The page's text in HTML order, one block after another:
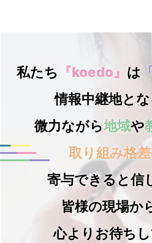
私たち 『koedo』 は
情報中継地とな
微力ながら地域や
取り組み格
寄与できると信
皆様の現場か
心よりお待ち